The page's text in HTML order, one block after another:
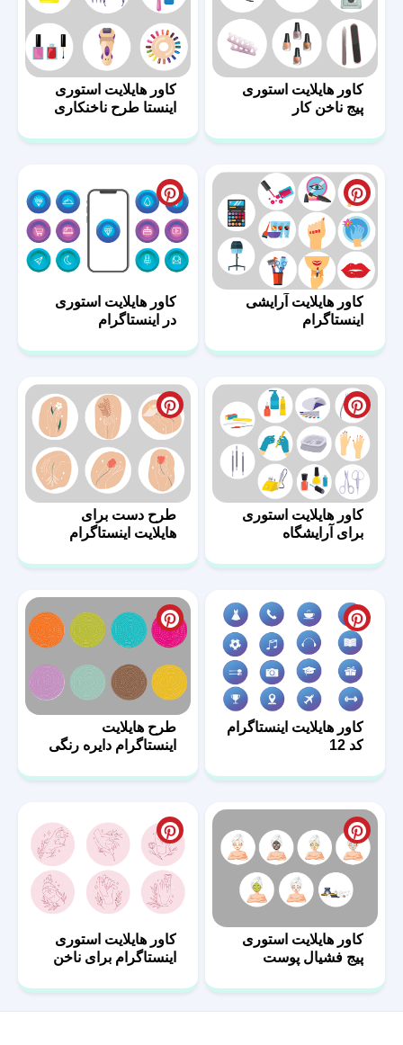
کاور هایلایت استوری
پیج ناخن کار
کاور هایلایت استوری
اینستا طرح ناخنکاری
کاور هایلایت آرایشی
اینستاگرام
کاور هایلایت استوری
در اینستاگرام
کاور هایلایت استوری
برای آرایشگاه
طرح دست برای
هایلایت اینستاگرام
کاور هایلایت اینستاگرام
کد 12
طرح هایلایت
اینستاگرام دایره رنگی
کاور هایلایت استوری
پیج فشیال پوست
کاور هایلایت استوری
اینستاگرام برای ناخن